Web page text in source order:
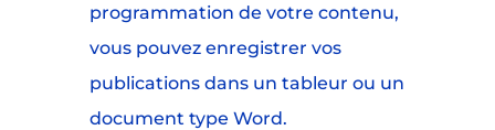
programmation de votre contenu,
vous pouvez enregistrer vos
publications dans un tableur ou un
document type Word.